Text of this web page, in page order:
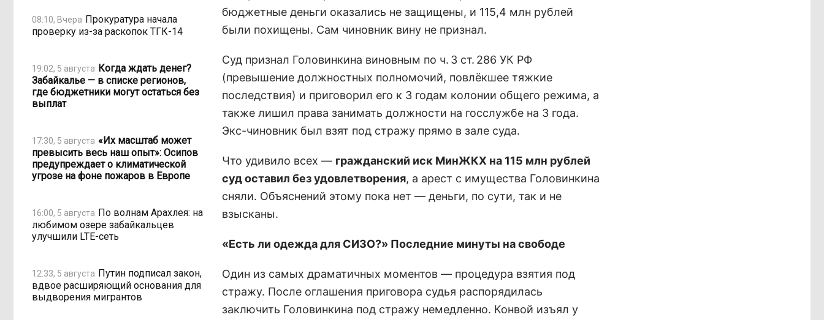
08:10, Вчера Прокуратура начала
проверку из-за раскопок ТГК-14
19:02, 5 августа Когда ждать денег?
Забайкалье — в списке регионов,
где бюджетники могут остаться без
выплат
17:30, 5 августа «Их масштаб может
превысить весь наш опыт»: Осипов
предупреждает о климатической
угрозе на фоне пожаров в Европе
16:00, 5 августа По волнам Арахлея: на
любимом озере забайкальцев
улучшили LTE-сеть
12:33, 5 августа Путин подписал закон,
вдвое расширяющий основания для
выдворения мигрантов
бюджетные деньги оказались не защищены, и 115,4 млн рублей
были похищены. Сам чиновник вину не признал.
Суд признал Головинкина виновным по ч. 3 ст. 286 УК РФ
(превышение должностных полномочий, повлёкшее тяжкие
последствия) и приговорил его к 3 годам колонии общего режима, а
также лишил права занимать должности на госслужбе на 3 года.
Экс-чиновник был взят под стражу прямо в зале суда.
Что удивило всех — гражданский иск МинЖКХ на 115 млн рублей
суд оставил без удовлетворения, а арест с имущества Головинкина
сняли. Объяснений этому пока нет — деньги, по сути, так и не
взысканы.
«Есть ли одежда для СИЗО?» Последние минуты на свободе
Один из самых драматичных моментов — процедура взятия под
стражу. После оглашения приговора судья распорядилась
заключить Головинкина под стражу немедленно. Конвой изъял у